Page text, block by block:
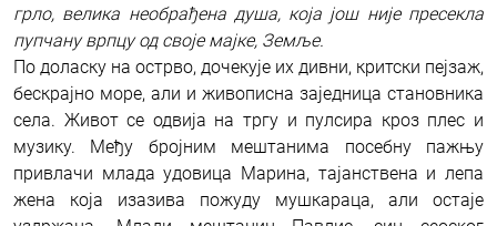
грло, велика необрађена душа, која још није пресекла
пупчану врпцу од своје мајке, Земље.
По доласку на острво, дочекује их дивни, критски пејзаж,
бескрајно море, али и живописна заједница становника
села. Живот се одвија на тргу и пулсира кроз плес и
музику. Међу бројним мештанима посебну пажњу
привлачи млада удовица Марина, тајанствена и лепа
жена која изазива пожуду мушкараца, али остаје